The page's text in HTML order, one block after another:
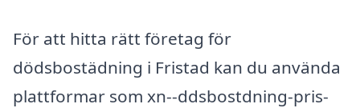
För att hitta rätt företag för
dödsbostädning i Fristad kan du använda
plattformar som xn--ddsbostdning-pris-